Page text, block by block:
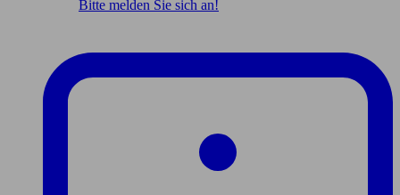
Bitte melden Sie sich an!